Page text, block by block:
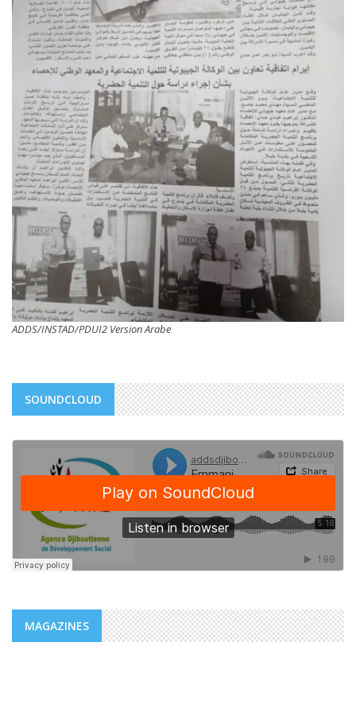
ADDS/INSTAD/PDUI2 Version Arabe
SOUNDCLOUD
MAGAZINES